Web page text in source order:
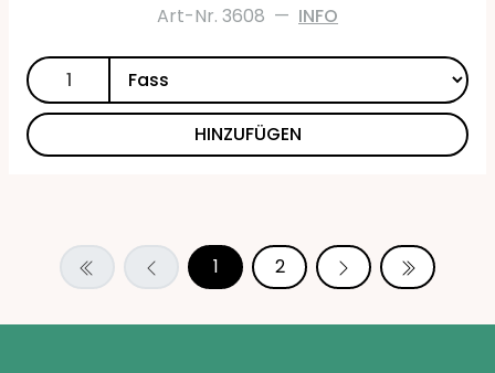
Art-Nr. 3608 — INFO
HINZUFÜGEN
1 2